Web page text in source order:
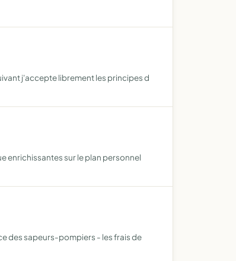
j'accepte librement les principes d
enrichissantes sur le plan personnel
des sapeurs-pompiers - les frais de